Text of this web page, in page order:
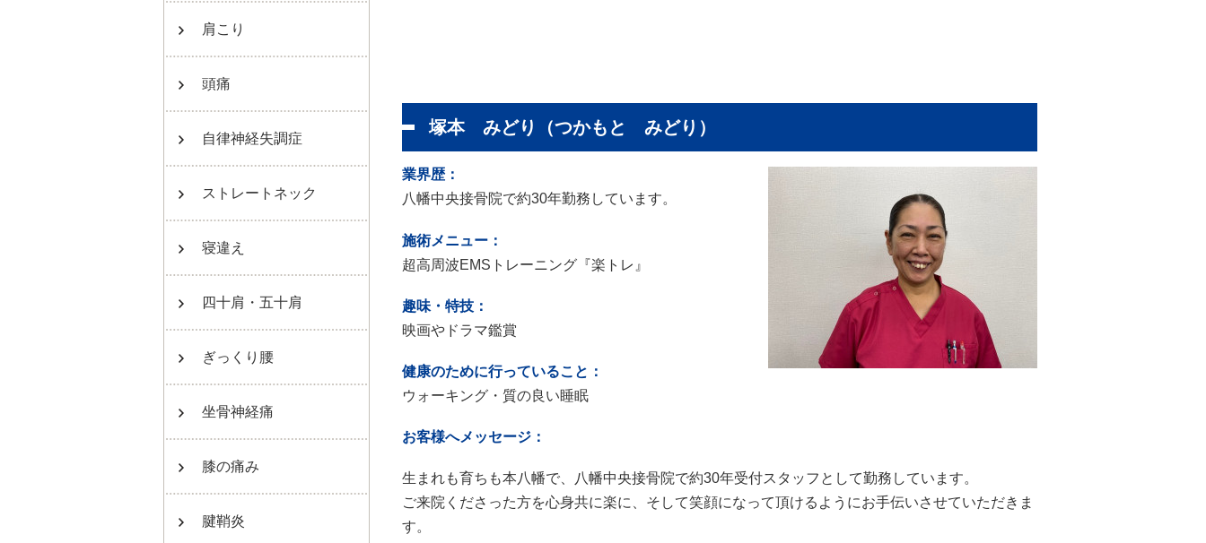
肩こり
頭痛
自律神経失調症
ストレートネック
寝違え
四十肩・五十肩
ぎっくり腰
坐骨神経痛
膝の痛み
腱鞘炎
塚本 みどり（つかもと みどり）
業界歴：
八幡中央接骨院で約30年勤務しています。
施術メニュー：
超高周波EMSトレーニング『楽トレ』
趣味・特技：
映画やドラマ鑑賞
健康のために行っていること：
ウォーキング・質の良い睡眠
お客様へメッセージ：
生まれも育ちも本八幡で、八幡中央接骨院で約30年受付スタッフとして勤務しています。
ご来院くださった方を心身共に楽に、そして笑顔になって頂けるようにお手伝いさせていただきま
す。